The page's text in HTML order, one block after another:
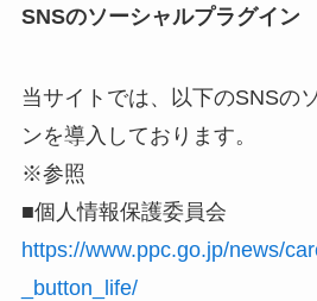
SNSのソーシャルプラグイン
当サイトでは、以下のSNSの
ンを導入しております。
※参照
■個人情報保護委員会
https://www.ppc.go.jp/news/
_button_life/